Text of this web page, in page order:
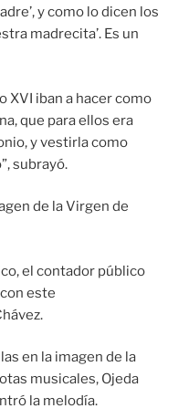
y como lo dicen los
madrecita’. Es un
XVI iban a hacer como
que para ellos era
y vestirla como
subrayó.
de la Virgen de
el contador público
este
en la imagen de la
musicales, Ojeda
la melodía.